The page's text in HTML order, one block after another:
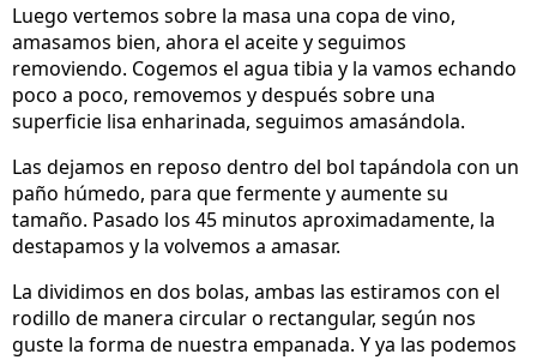
Luego vertemos sobre la masa una copa de vino,
amasamos bien, ahora el aceite y seguimos
removiendo. Cogemos el agua tibia y la vamos echando
poco a poco, removemos y después sobre una
superficie lisa enharinada, seguimos amasándola.
Las dejamos en reposo dentro del bol tapándola con un
paño húmedo, para que fermente y aumente su
tamaño. Pasado los 45 minutos aproximadamente, la
destapamos y la volvemos a amasar.
La dividimos en dos bolas, ambas las estiramos con el
rodillo de manera circular o rectangular, según nos
guste la forma de nuestra empanada. Y ya las podemos